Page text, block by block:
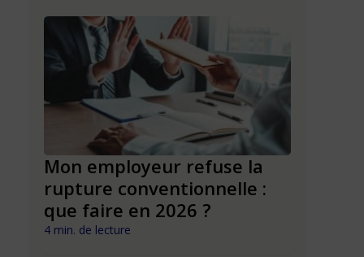
et
Mon employeur refuse la
rupture conventionnelle :
que faire en 2026 ?
4 min. de lecture